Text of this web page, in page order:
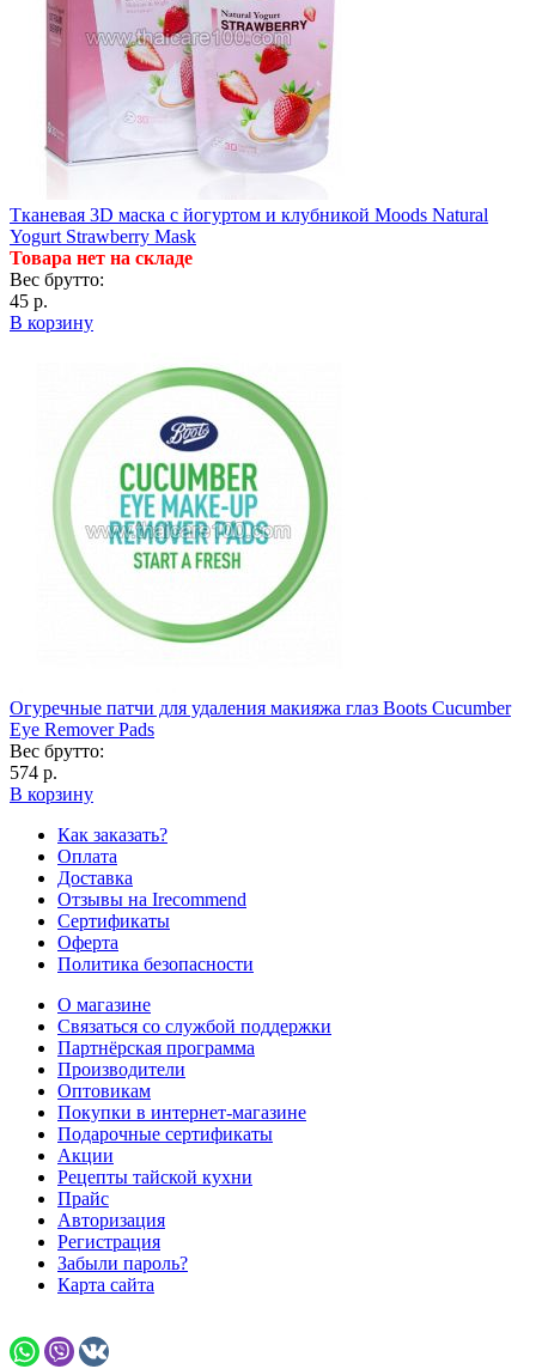
Тканевая 3D маска с йогуртом и клубникой Moods Natural
Yogurt Strawberry Mask
Товара нет на складе
Вес брутто:
45 р.
В корзину
Огуречные патчи для удаления макияжа глаз Boots Cucumber
Eye Remover Pads
Вес брутто:
574 р.
В корзину
Как заказать?
Оплата
Доставка
Отзывы на Irecommend
Сертификаты
Оферта
Политика безопасности
О магазине
Связаться со службой поддержки
Партнёрская программа
Производители
Оптовикам
Покупки в интернет-магазине
Подарочные сертификаты
Акции
Рецепты тайской кухни
Прайс
Авторизация
Регистрация
Забыли пароль?
Карта сайта